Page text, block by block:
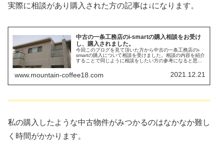
実際に相談があり購入された方の記事は↓になります。
中古の一条工務店のi-smartの購入相談をお受け
し、購入されました。
今回このブログを見て頂いた方から中古の一条工務店のi-
smartの購入について相談を受けました。相談の内容を紹介
することで同じように相談をしたい方の参考になると思い
www.mountain-coffee18.com 2021.12.21
私の購入したような中古物件がみつかるのはなかなか難し
く時間がかかります。